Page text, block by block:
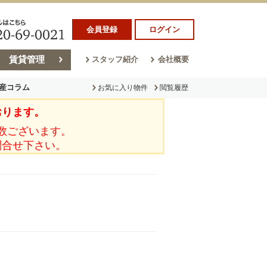
会員登録 ログイン
賃貸管理 スタッフ紹介 会社概要
コラム
ム
お気に入り物件 閲覧履歴
ます。
ざいます。
せ下さい。